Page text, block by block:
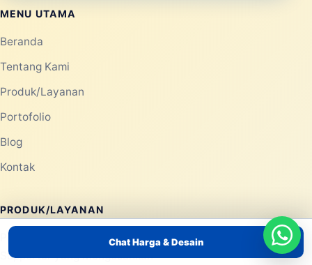
Chat Harga & Desain
MENU UTAMA
Beranda
Tentang Kami
Produk/Layanan
Portofolio
Blog
Kontak
PRODUK/LAYANAN
Pemasaran dengan Balon Tepuk Tulungagung – Atribut
Supporter yang Mengesankan